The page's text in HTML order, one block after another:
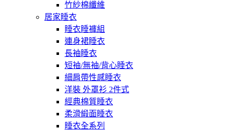
竹紗棉纖維
居家睡衣
睡衣睡褲組
連身裙睡衣
長袖睡衣
短袖/無袖/背心睡衣
細肩帶性感睡衣
洋裝 外罩衫 2件式
經典棉質睡衣
柔滑緞面睡衣
睡衣全系列